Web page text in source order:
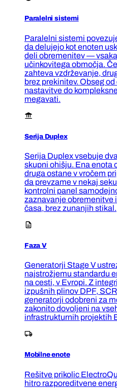
Paralelni sistemi
Paralelni sistemi
da delujejo kot enoten
deli obremenitev —
učinkovitega območja.
zahteva vzdrževanje,
brez prekinitev. Obseg
nastavitve do
megavati.
Serija Duplex
Serija Duplex vsebuje
skupni ohišju. Ena enota
druga ostane v vročem
da prevzame v nekaj
kontrolni panel
zaznavanje obremenitve
časa, brez zunanjih stikal.
Faza V
Generatorji Stage V
najstrožjemu standardu
na cesti, v Evropi. Z
izpušnih plinov DPF,
generatorji odobreni za
zakonito dovoljeni na
infrastrukturnih projektih
Mobilne enote
Rešitve prikolic
hitro razporeditvene